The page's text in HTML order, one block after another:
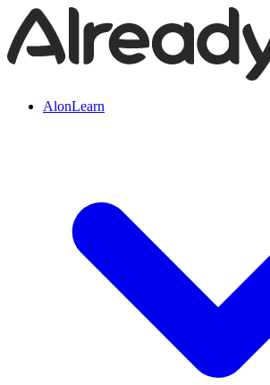
AlonLearn